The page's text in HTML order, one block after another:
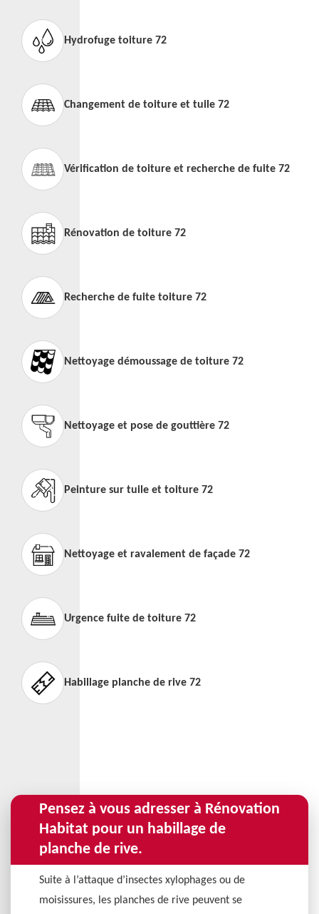
Hydrofuge toiture 72
Changement de toiture et tuile 72
Vérification de toiture et recherche de fuite 72
Rénovation de toiture 72
Recherche de fuite toiture 72
Nettoyage démoussage de toiture 72
Nettoyage et pose de gouttière 72
Peinture sur tuile et toiture 72
Nettoyage et ravalement de façade 72
Urgence fuite de toiture 72
Habillage planche de rive 72
Pensez à vous adresser à Rénovation
Habitat pour un habillage de
planche de rive.
Suite à l’attaque d’insectes xylophages ou de
moisissures, les planches de rive peuvent se